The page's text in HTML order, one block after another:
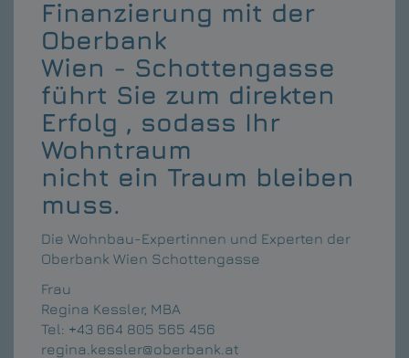
Finanzierung mit der
Oberbank
Wien - Schottengasse
führt Sie zum direkten
Erfolg , sodass Ihr
Wohntraum
nicht ein Traum bleiben
muss.
Die Wohnbau-Expertinnen und Experten der
Oberbank Wien Schottengasse
Frau
Regina Kessler, MBA
Tel: +43 664 805 565 456
regina.kessler@oberbank.at